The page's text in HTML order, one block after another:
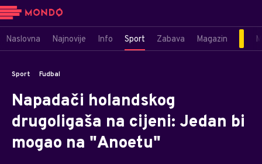
Naslovna Najnovije Info Sport Zabava Magazin
Sport Fudbal
Napadači holandskog
drugoligaša na cijeni: Jedan bi
mogao na "Anoetu"